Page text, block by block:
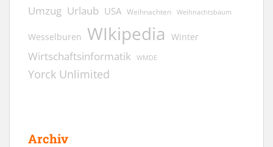
Umzug Urlaub USA Weihnachten Weihnachtsbaum
Wesselburen WIkipedia Winter
Wirtschaftsinformatik WMDE
Yorck Unlimited
Archiv